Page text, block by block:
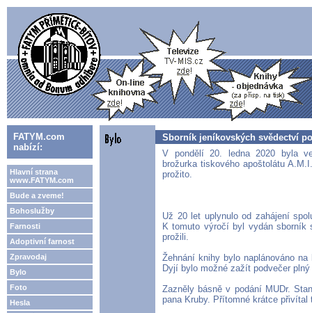
FATYM.com
nabízí:
Hlavní strana
www.FATYM.com
Bude a zveme!
Bohoslužby
Farnosti
Adoptivní farnost
Zpravodaj
Bylo
Foto
Hesla
Sborník jeníkovských svědectví
V pondělí 20. ledna 2020 byla
brožurka tiskového apoštolátu
prožito.
Už 20 let uplynulo od zahájení
K tomuto výročí byl vydán
prožili.
Žehnání knihy bylo naplánováno
Dyjí bylo možné zažít podvečer
Zazněly básně v podání MUDr.
pana Kruby. Přítomné krátce